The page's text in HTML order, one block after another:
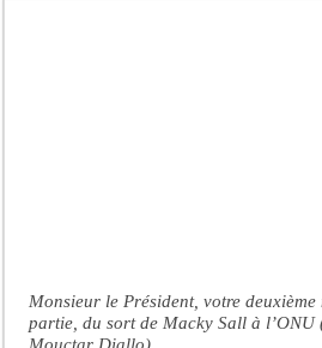
Monsieur le Président, votre deuxième
partie, du sort de Macky Sall à